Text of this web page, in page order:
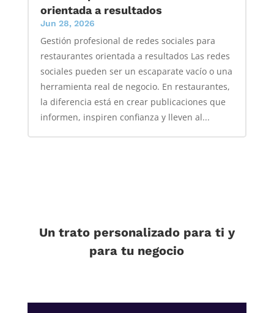
orientada a resultados
Jun 28, 2026
Gestión profesional de redes sociales para
restaurantes orientada a resultados Las redes
sociales pueden ser un escaparate vacío o una
herramienta real de negocio. En restaurantes,
la diferencia está en crear publicaciones que
informen, inspiren confianza y lleven al...
Un trato personalizado para ti y
para tu negocio